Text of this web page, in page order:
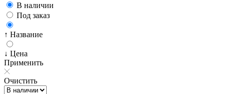
В наличии
Под заказ
↑ Название
↓ Цена
Применить
Очистить